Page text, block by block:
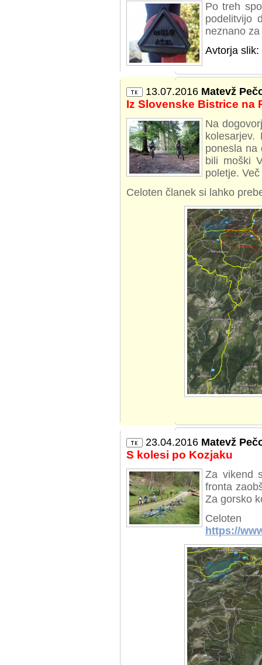
Po treh
podelitvijo
neznano
Avtorja slik:
13.07.2016 Matevž
Iz Slovenske Bistrice na
Na
ponesla na
bili moški
poletje.
Celoten članek si lahko
23.04.2016 Matevž
S kolesi po Kozjaku
Za vikend
fronta
Za gorsko
https://